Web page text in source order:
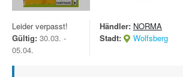
Leider verpasst!
Gültig: 30.03. -
05.04.
Händler: NORMA
Stadt:
Wolfsberg